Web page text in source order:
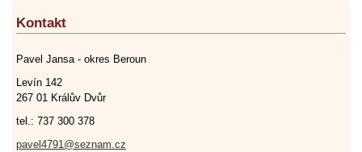
Kontakt
Pavel Jansa - okres Beroun
Levín 142
267 01 Králův Dvůr
tel.: 737 300 378
pavel4791@seznam.cz